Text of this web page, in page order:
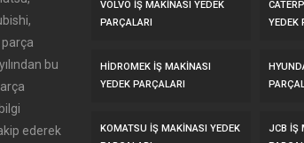
bu
ederek
VOLVO İŞ MAKİNASI YEDEK
PARÇALARI
YEDEK
HİDROMEK İŞ MAKİNASI
YEDEK PARÇALARI
KOMATSU İŞ MAKİNASI YEDEK
JCB İŞ